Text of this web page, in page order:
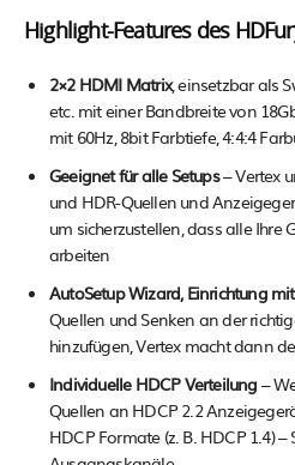
Highlight-Features des
2×2 HDMI Matrix, einsetzbar als
etc. mit einer Bandbreite von
mit 60Hz, 8bit Farbtiefe, 4:4:4
Geeignet für alle Setups– Vertex
und HDR-Quellen und
um sicherzustellen, dass alle
arbeiten
AutoSetup Wizard, Einrichtung
Quellen und Senken an der
hinzufügen, Vertex macht dann
Individuelle HDCP Verteilung –
Quellen an HDCP 2.2
HDCP Formate (z. B. HDCP 1.4)